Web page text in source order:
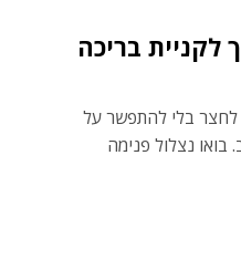
לקניית בריכה
בלי להתפשר על
נצלול פנימה